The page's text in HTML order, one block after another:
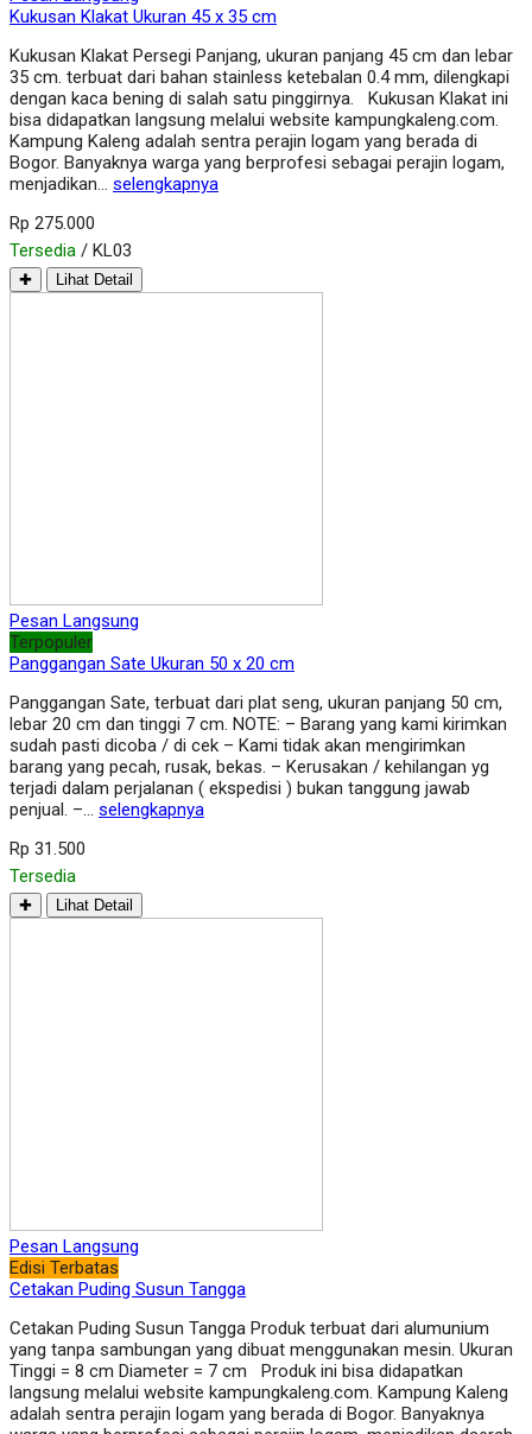
Kukusan Klakat Ukuran 45 x 35 cm
Kukusan Klakat Persegi Panjang, ukuran panjang 45 cm dan lebar
35 cm. terbuat dari bahan stainless ketebalan 0.4 mm, dilengkapi
dengan kaca bening di salah satu pinggirnya. Kukusan Klakat ini
bisa didapatkan langsung melalui website kampungkaleng.com.
Kampung Kaleng adalah sentra perajin logam yang berada di
Bogor. Banyaknya warga yang berprofesi sebagai perajin logam,
menjadikan… selengkapnya
Rp 275.000
Tersedia / KL03
✚ Lihat Detail
Pesan Langsung
Terpopuler
Panggangan Sate Ukuran 50 x 20 cm
Panggangan Sate, terbuat dari plat seng, ukuran panjang 50 cm,
lebar 20 cm dan tinggi 7 cm. NOTE: – Barang yang kami kirimkan
sudah pasti dicoba / di cek – Kami tidak akan mengirimkan
barang yang pecah, rusak, bekas. – Kerusakan / kehilangan yg
terjadi dalam perjalanan ( ekspedisi ) bukan tanggung jawab
penjual. –… selengkapnya
Rp 31.500
Tersedia
✚ Lihat Detail
Pesan Langsung
Edisi Terbatas
Cetakan Puding Susun Tangga
Cetakan Puding Susun Tangga Produk terbuat dari alumunium
yang tanpa sambungan yang dibuat menggunakan mesin. Ukuran
Tinggi = 8 cm Diameter = 7 cm Produk ini bisa didapatkan
langsung melalui website kampungkaleng.com. Kampung Kaleng
adalah sentra perajin logam yang berada di Bogor. Banyaknya